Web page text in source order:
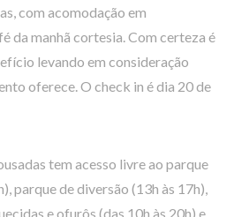
com acomodação em
da manhã cortesia. Com certeza é
levando em consideração
oferece. O check in é dia 20 de
tem acesso livre ao parque
parque de diversão (13h às 17h),
e ofurôs (das 10h às 20h) e